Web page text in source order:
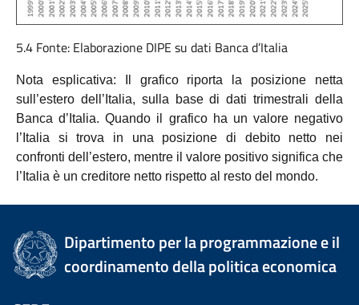
5.4 Fonte: Elaborazione DIPE su dati Banca d’Italia
Nota esplicativa: Il grafico riporta la posizione netta
sull’estero dell’Italia, sulla base di dati trimestrali della
Banca d’Italia. Quando il grafico ha un valore negativo
l’Italia si trova in una posizione di debito netto nei
confronti dell’estero, mentre il valore positivo significa che
l’Italia è un creditore netto rispetto al resto del mondo.
Dipartimento per la programmazione e il
coordinamento della politica economica